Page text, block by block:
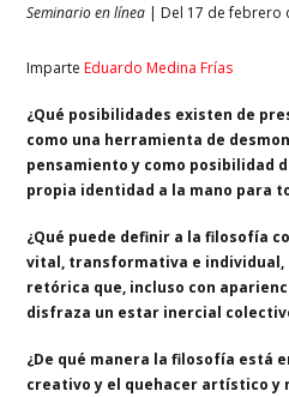
Seminario en línea | Del 17 de febrero
ImparteEduardo Medina Frías
¿Qué posibilidades existen de
como una herramienta de
pensamiento y como posibilidad
propia identidad a la mano para
¿Qué puede definir a la filosofía
vital, transformativa e individual,
retórica que, incluso con
disfraza un estar inercial
¿De qué manera la filosofía está
creativo y el quehacer artístico y